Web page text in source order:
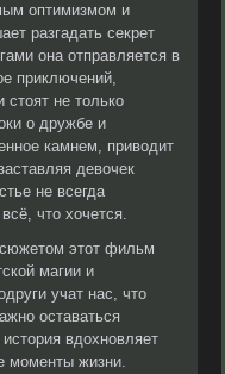
оптимизмом и
разгадать секрет
она отправляется в
приключений,
не только
о дружбе и
камнем, приводит
девочек
не всегда
что хочется.
этот фильм
магии и
учат нас, что
оставаться
вдохновляет
моменты жизни.